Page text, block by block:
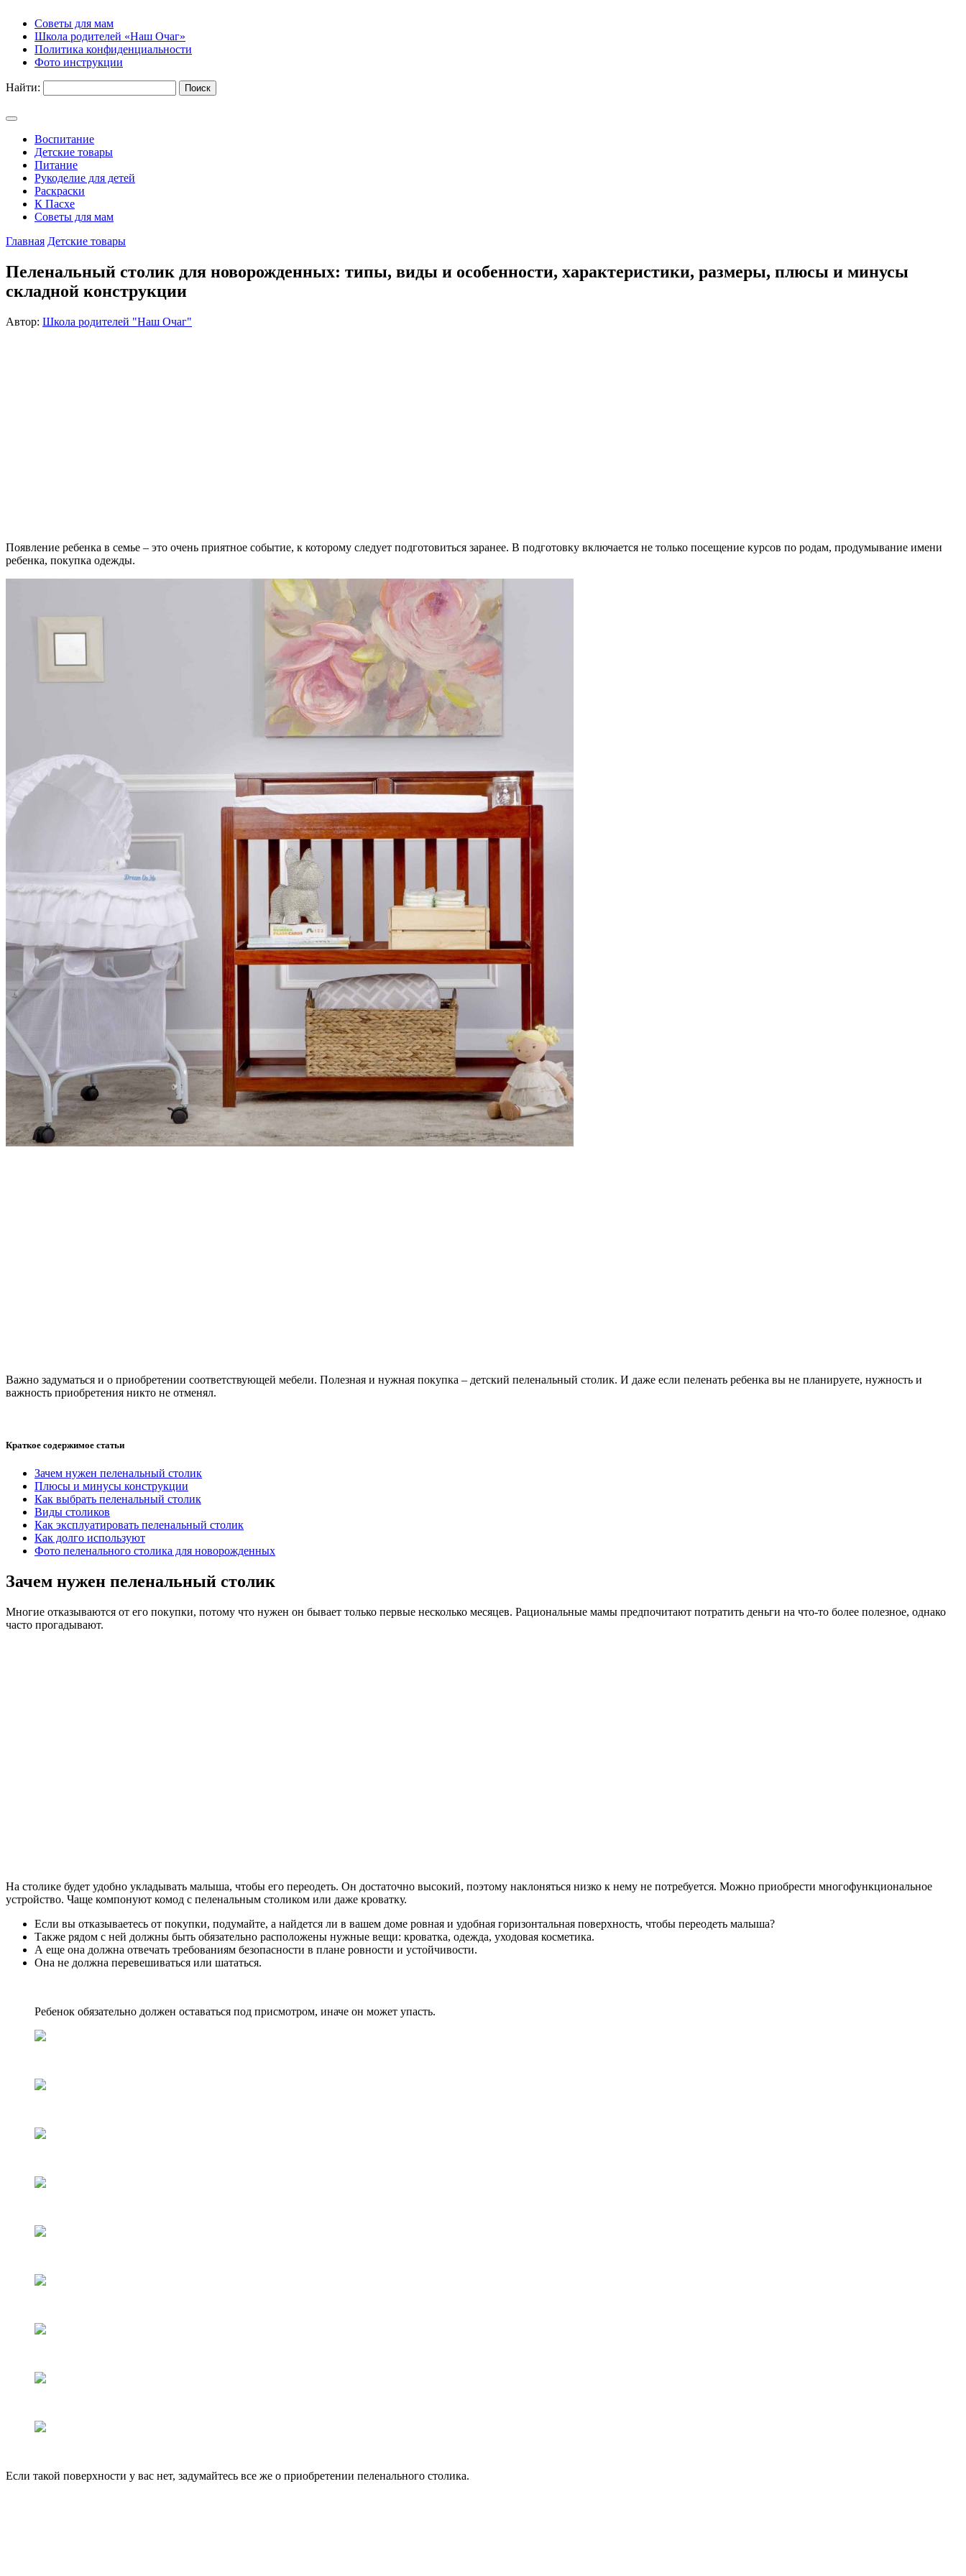
Советы для мам
Школа родителей «Наш Очаг»
Политика конфиденциальности
Фото инструкции
Найти:
Воспитание
Детские товары
Питание
Рукоделие для детей
Раскраски
К Пасхе
Советы для мам
Главная Детские товары
Пеленальный столик для новорожденных: типы, виды и особенности, характеристики, размеры, плюсы и минусы
складной конструкции
Автор: Школа родителей "Наш Очаг"
Появление ребенка в семье – это очень приятное событие, к которому следует подготовиться заранее. В подготовку включается не только посещение курсов по родам, продумывание имени
ребенка, покупка одежды.
Важно задуматься и о приобретении соответствующей мебели. Полезная и нужная покупка – детский пеленальный столик. И даже если пеленать ребенка вы не планируете, нужность и
важность приобретения никто не отменял.
Краткое содержимое статьи
Зачем нужен пеленальный столик
Плюсы и минусы конструкции
Как выбрать пеленальный столик
Виды столиков
Как эксплуатировать пеленальный столик
Как долго используют
Фото пеленального столика для новорожденных
Зачем нужен пеленальный столик
Многие отказываются от его покупки, потому что нужен он бывает только первые несколько месяцев. Рациональные мамы предпочитают потратить деньги на что-то более полезное, однако
часто прогадывают.
На столике будет удобно укладывать малыша, чтобы его переодеть. Он достаточно высокий, поэтому наклоняться низко к нему не потребуется. Можно приобрести многофункциональное
устройство. Чаще компонуют комод с пеленальным столиком или даже кроватку.
Если вы отказываетесь от покупки, подумайте, а найдется ли в вашем доме ровная и удобная горизонтальная поверхность, чтобы переодеть малыша?
Также рядом с ней должны быть обязательно расположены нужные вещи: кроватка, одежда, уходовая косметика.
А еще она должна отвечать требованиям безопасности в плане ровности и устойчивости.
Она не должна перевешиваться или шататься.
Ребенок обязательно должен оставаться под присмотром, иначе он может упасть.
Если такой поверхности у вас нет, задумайтесь все же о приобретении пеленального столика.